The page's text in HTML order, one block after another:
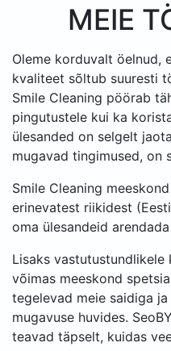
MEIE
Oleme korduvalt öelnud,
kvaliteet sõltub suuresti
Smile Cleaning pöörab
pingutustele kui ka
ülesanded on selgelt
mugavad tingimused, on
Smile Cleaning
erinevatest riikidest
oma ülesandeid
Lisaks
võimas meeskond
tegelevad meie saidiga
mugavuse huvides.
teavad täpselt, kuidas